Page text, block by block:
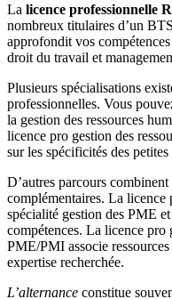
La licence professionnelle
nombreux titulaires d’un
approfondit vos
droit du travail et
Plusieurs spécialisations
professionnelles. Vous
la gestion des ressources
licence pro gestion des
sur les spécificités des petites
D’autres parcours
complémentaires. La licence
spécialité gestion des PME
compétences. La licence pro
PME/PMI associe
expertise recherchée.
L’alternance constitue